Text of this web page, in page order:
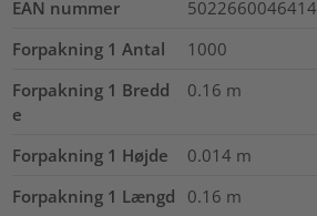
EAN nummer
5022660046414
Forpakning 1 Antal
1000
Forpakning 1 Bredd
e
0.16 m
Forpakning 1 Højde 0.014 m
Forpakning 1 Længd
0.16 m